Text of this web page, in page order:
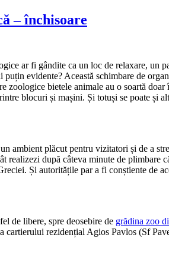
– închisoare
ar fi gândite ca un loc de relaxare, un
evidente? Această schimbare de
bietele animale au o soartă
blocuri și mașini. Și totuși se poate și
ambient plăcut pentru vizitatori și de a
după câteva minute de plimbare
Și autoritățile par a fi conștiente de
de libere, spre deosebire de grădina zoo
rezidențial Agios Pavlos (Sf